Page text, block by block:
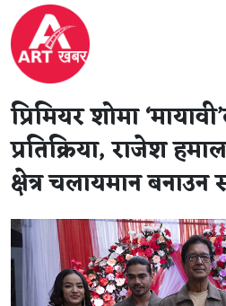
प्रिमियर शोमा
प्रतिक्रिया, राजेश
क्षेत्र चलायमान